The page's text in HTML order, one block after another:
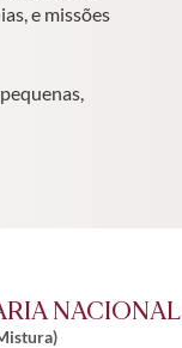
e missões
NACIONAL